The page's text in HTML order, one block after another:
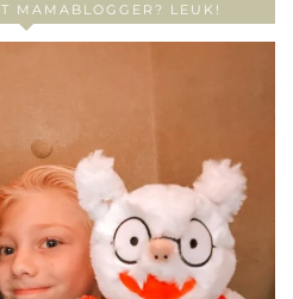
MAMABLOGGER? LEUK!